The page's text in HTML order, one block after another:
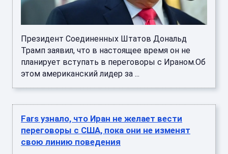
Президент Соединенных Штатов Дональд
Трамп заявил, что в настоящее время он не
планирует вступать в переговоры с Ираном.Об
этом американский лидер за ...
Fars узнало, что Иран не желает вести
переговоры с США, пока они не изменят
свою линию поведения